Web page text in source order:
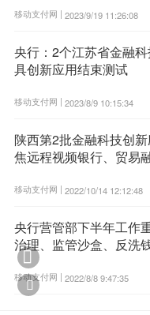
移动支付网 | 2023/9/19 11:26:08
央行：2个江苏省金融
具创新应用结束测试
移动支付网 | 2023/8/9 10:15:34
陕西第2批金融科技创
焦远程视频银行、贸易
移动支付网 | 2022/10/14 12:12:48
央行营管部下半年工作
治理、监管沙盒、反洗
移动支付网 | 2022/8/8 9:47:35

